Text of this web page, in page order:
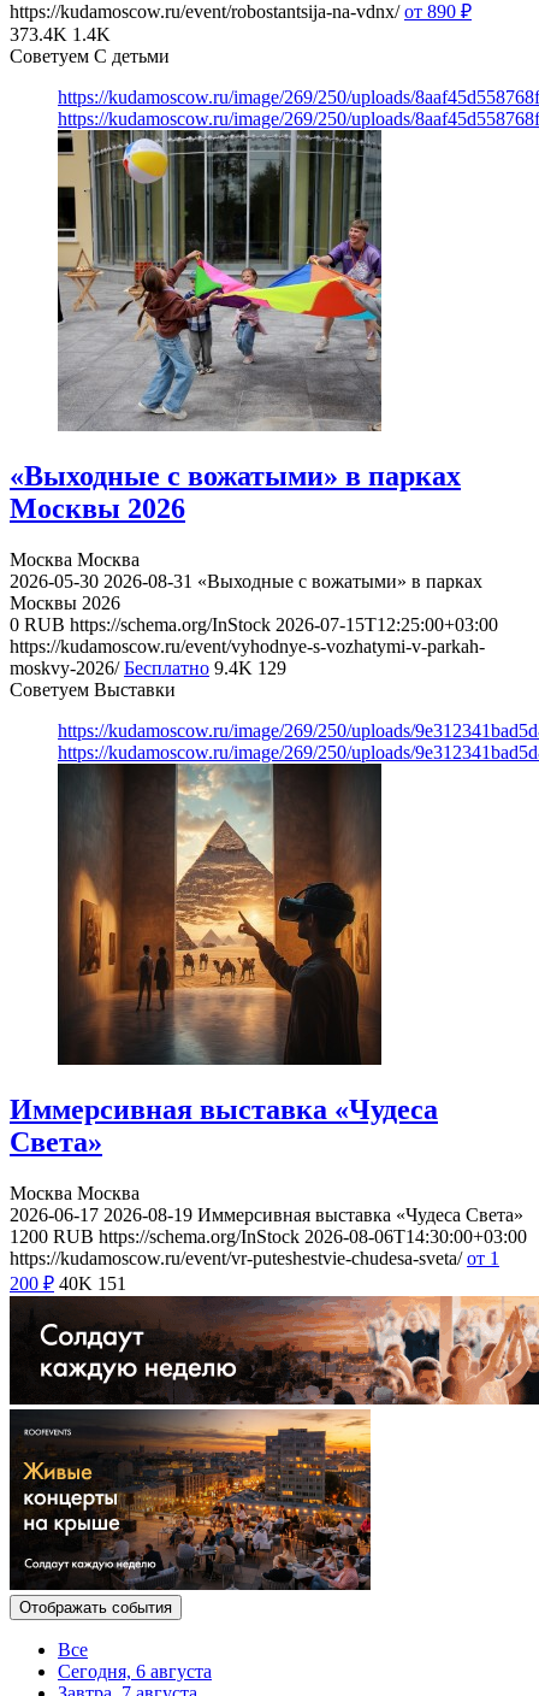
https://kudamoscow.ru/event/robostantsija-na-vdnx/ от 890 ₽
373.4K 1.4K
Советуем С детьми
https://kudamoscow.ru/image/269/250/uploads/
https://kudamoscow.ru/image/269/250/uploads/
«Выходные с вожатыми» в парках
Москвы 2026
Москва Москва
2026-05-30 2026-08-31 «Выходные с вожатыми» в парках
Москвы 2026
0 RUB https://schema.org/InStock 2026-07-15T12:25:00+03:00
https://kudamoscow.ru/event/vyhodnye-s-vozhatymi-v-parkah-
moskvy-2026/ Бесплатно 9.4K 129
Советуем Выставки
https://kudamoscow.ru/image/269/250/uploads/
https://kudamoscow.ru/image/269/250/uploads/
Иммерсивная выставка «Чудеса
Света»
Москва Москва
2026-06-17 2026-08-19 Иммерсивная выставка «Чудеса Света»
1200 RUB https://schema.org/InStock 2026-08-06T14:30:00+03:00
https://kudamoscow.ru/event/vr-puteshestvie-chudesa-sveta/ от 1
200 ₽ 40K 151
Отображать события
Все
Сегодня, 6 августа